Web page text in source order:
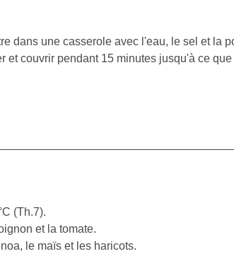
dans une casserole avec l'eau, le sel et la
et couvrir pendant 15 minutes jusqu'à ce
(Th.7).
et la tomate.
le maïs et les haricots.